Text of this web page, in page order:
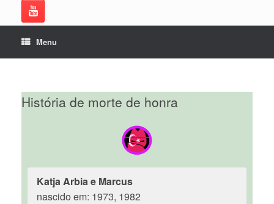
Menu
História de morte de honra
Katja Arbia e Marcus
nascido em: 1973, 1982